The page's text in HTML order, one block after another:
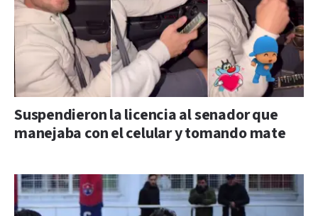
Suspendieron la licencia al senador que
manejaba con el celular y tomando mate